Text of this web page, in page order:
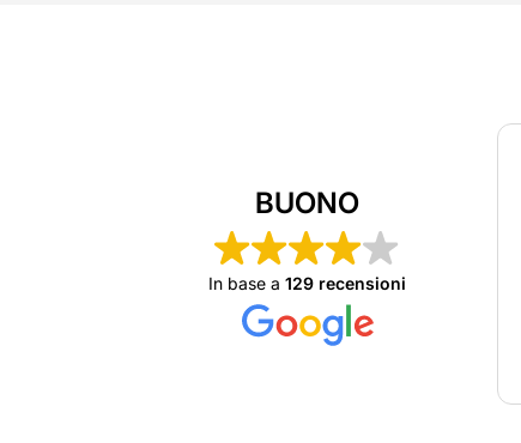
BUONO
In base a 129 recensioni